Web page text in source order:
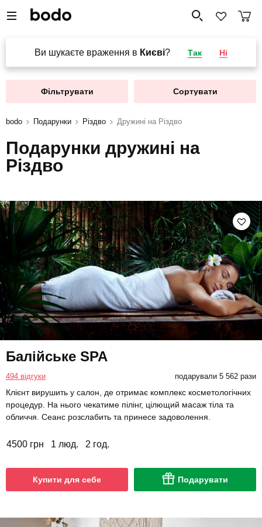
Ви шукаєте враження в Києві? Так Ні
Фільтрувати Сортувати
bodo Подарунки Різдво Дружині на Різдво
Подарунки дружині на
Різдво
Балійське SPA
494 відгуки подарували 5 562 рази
Клієнт вирушить у салон, де отримає комплекс косметологічних
процедур. На нього чекатиме пілінг, цілющий масаж тіла та
обличчя. Сеанс розслабить та принесе задоволення.
4500 грн 1 люд. 2 год.
Купити для себе Подарувати